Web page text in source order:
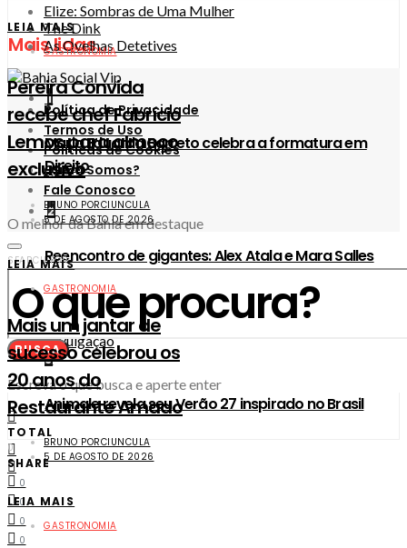
Mais lidas
1
Maria Eduarda Barreto celebra a formatura em
Direito
2
Reencontro de gigantes: Alex Atala e Mara Salles
3
Animale revela seu Verão 27 inspirado no Brasil
LEIA MAIS
GASTRONOMIA
Pereira Convida
recebe chef Fabrício
Lemos para almoço
exclusivo
BRUNO PORCIUNCULA
5 DE AGOSTO DE 2026
LEIA MAIS
GASTRONOMIA
Mais um jantar de
sucesso celebrou os
20 anos do
Restaurante Amado
BRUNO PORCIUNCULA
5 DE AGOSTO DE 2026
LEIA MAIS
GASTRONOMIA
Elize: Sombras de Uma Mulher
The Dink
As Ovelhas Detetives
Política de Privacidade
Termos de Uso
Políticas de Cookies
Quem Somos?
Fale Conosco
O melhor da Bahia em destaque
SEARCH FOR:
BUSCA
Escreva o que busca e aperte enter
TOTAL
0
SHARE
0
0
0
0